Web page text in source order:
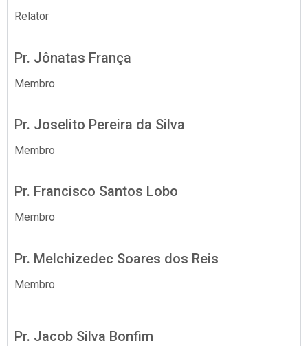
Relator
Pr. Jônatas França
Membro
Pr. Joselito Pereira da Silva
Membro
Pr. Francisco Santos Lobo
Membro
Pr. Melchizedec Soares dos Reis
Membro
Pr. Jacob Silva Bonfim